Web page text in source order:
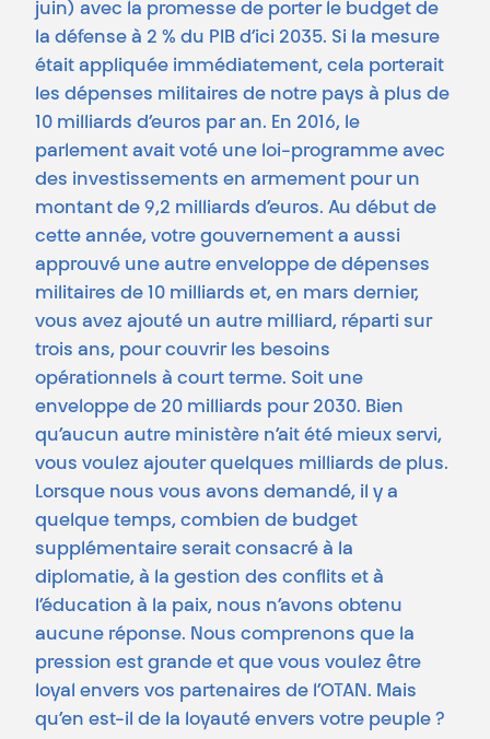
juin) avec la promesse de porter le budget de
la défense à 2 % du PIB d’ici 2035. Si la mesure
était appliquée immédiatement, cela porterait
les dépenses militaires de notre pays à plus de
10 milliards d’euros par an. En 2016, le
parlement avait voté une loi-programme avec
des investissements en armement pour un
montant de 9,2 milliards d’euros. Au début de
cette année, votre gouvernement a aussi
approuvé une autre enveloppe de dépenses
militaires de 10 milliards et, en mars dernier,
vous avez ajouté un autre milliard, réparti sur
trois ans, pour couvrir les besoins
opérationnels à court terme. Soit une
enveloppe de 20 milliards pour 2030. Bien
qu’aucun autre ministère n’ait été mieux servi,
vous voulez ajouter quelques milliards de plus.
Lorsque nous vous avons demandé, il y a
quelque temps, combien de budget
supplémentaire serait consacré à la
diplomatie, à la gestion des conflits et à
l’éducation à la paix, nous n’avons obtenu
aucune réponse. Nous comprenons que la
pression est grande et que vous voulez être
loyal envers vos partenaires de l’OTAN. Mais
qu’en est-il de la loyauté envers votre peuple ?